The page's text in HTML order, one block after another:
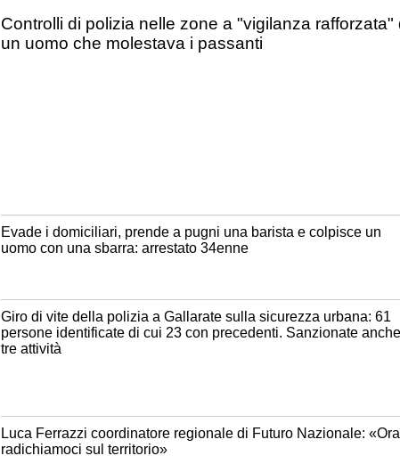
Controlli di polizia nelle zone a "vigilanza
un uomo che molestava i passanti
Evade i domiciliari, prende a pugni una barista e colpisce un
uomo con una sbarra: arrestato 34enne
Giro di vite della polizia a Gallarate sulla sicurezza urbana: 61
persone identificate di cui 23 con precedenti. Sanzionate anche
tre attività
Luca Ferrazzi coordinatore regionale di Futuro Nazionale: «Ora
radichiamoci sul territorio»